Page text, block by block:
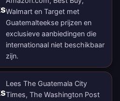
Walmart en Target met
Guatemalteekse prijzen en
exclusieve aanbiedingen die
internationaal niet beschikbaar
zijn.
Lees The Guatemala City
Times, The Washington Post